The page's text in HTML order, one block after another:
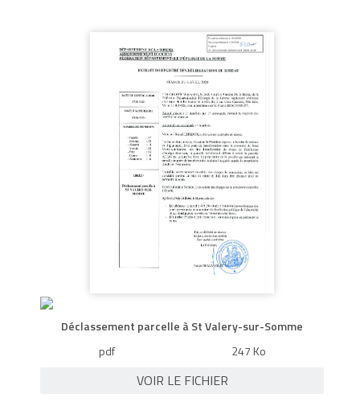
Déclassement parcelle à St Valery-sur-Somme
pdf
247 Ko
VOIR LE FICHIER